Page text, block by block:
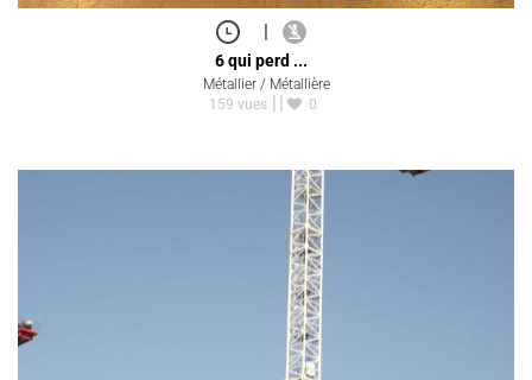
|
6 qui perd ...
Métallier / Métallière
159 vues
0